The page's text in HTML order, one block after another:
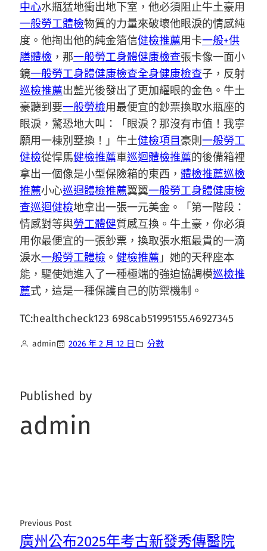
中心水瓶猛地衝出地下室，他必須阻止牛土豪用
一般勞工體檢物質的力量來破壞他眼淚的情感純
度。他掏出他的純金箔信健檢推薦用卡一般+供
膳體檢 ，那一般勞工身體健康檢查張卡像一面小
鏡一般勞工身體健康檢查全身健康檢查子，反射
巡檢推薦出藍光後發出了更加耀眼的金色。牛土
豪聽到要一般勞檢用最便宜的鈔票換取水瓶座的
眼淚，驚恐地大叫：「眼淚？那沒有市值！我寧
願用一棟別墅換！」牛土健檢項目 豪則 一般勞工
健檢從悍馬健檢推薦車巡迴體檢推薦的後備箱裡
拿出一個像是小型保險箱的東西， 體檢推薦巡檢
推薦小心巡迴體檢推薦翼翼一般勞工身體健康檢
查巡迴健檢地拿出一張一元美金。「第一階段：
情感對等與勞工體健質感互換。牛土豪，你必須
用你最便宜的一張鈔票，換取張水瓶最貴的一滴
淚水一般勞工體檢 。 健檢推薦 」她的天秤座本
能，驅使她進入了一種極端的強迫協調模巡檢推
薦式，這是一種保護自己的防禦機制。
TC:healthcheck123 698cab51995155.46927345
admin 2026 年 2 月 12 日 分數
Published by
admin
Previous Post
廣州公布2025年考古新發秀傳醫院